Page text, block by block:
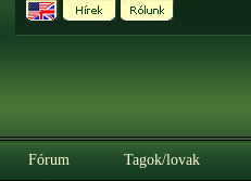
Fórum Tagok/lovak